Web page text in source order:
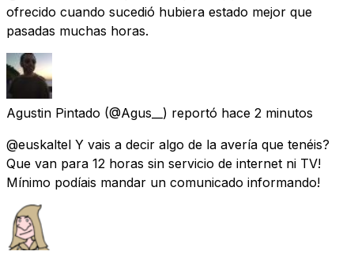
ofrecido cuando sucedió hubiera estado mejor que
pasadas muchas horas.
Agustin Pintado (@Agus__) reportó hace 2 minutos
@euskaltel Y vais a decir algo de la avería que tenéis?
Que van para 12 horas sin servicio de internet ni TV!
Mínimo podíais mandar un comunicado informando!